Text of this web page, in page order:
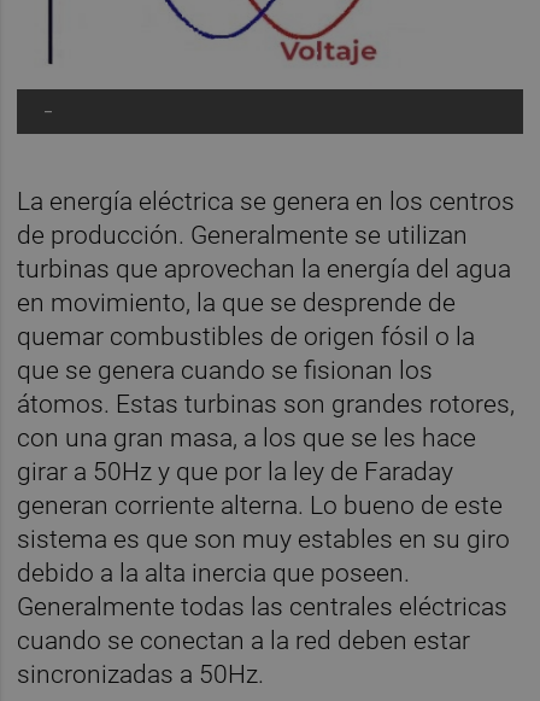
-
La energía eléctrica se genera en los centros
de producción. Generalmente se utilizan
turbinas que aprovechan la energía del agua
en movimiento, la que se desprende de
quemar combustibles de origen fósil o la
que se genera cuando se fisionan los
átomos. Estas turbinas son grandes rotores,
con una gran masa, a los que se les hace
girar a 50Hz y que por la ley de Faraday
generan corriente alterna. Lo bueno de este
sistema es que son muy estables en su giro
debido a la alta inercia que poseen.
Generalmente todas las centrales eléctricas
cuando se conectan a la red deben estar
sincronizadas a 50Hz.